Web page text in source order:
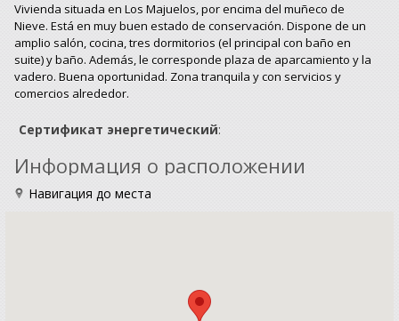
Vivienda situada en Los Majuelos, por encima del muñeco de
Nieve. Está en muy buen estado de conservación. Dispone de un
amplio salón, cocina, tres dormitorios (el principal con baño en
suite) y baño. Además, le corresponde plaza de aparcamiento y la
vadero. Buena oportunidad. Zona tranquila y con servicios y
comercios alrededor.
Сертификат энергетический:
Информация о расположении
Навигация до места